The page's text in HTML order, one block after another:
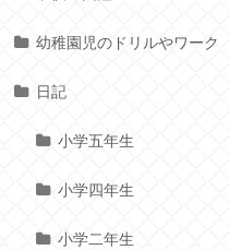
幼稚園児のドリルやワーク
日記
小学五年生
小学四年生
小学二年生